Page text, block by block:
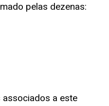
pelas dezenas:
a este